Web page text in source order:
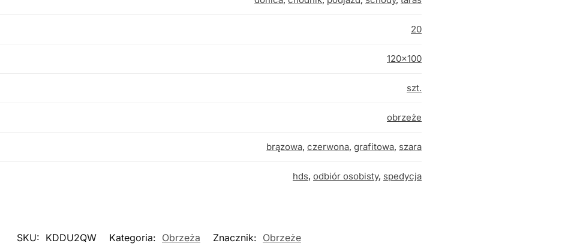
20
120×100
szt.
obrzeże
brązowa, czerwona, grafitowa, szara
hds, odbiór osobisty, spedycja
SKU: KDDU2QW Kategoria: Obrzeża Znacznik: Obrzeże